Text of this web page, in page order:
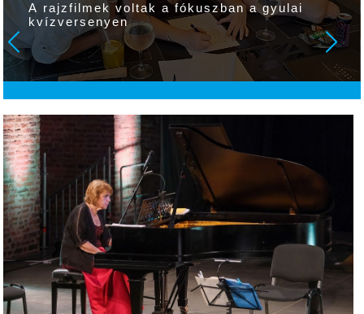
Elnézést kért a minisztérium, mégsem lépett
életbe országosan elsőfokú vízkorlátozás